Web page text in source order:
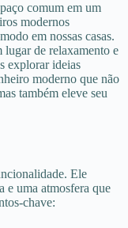
comum em um
modernos
em nossas casas.
lugar de relaxamento e
explorar ideias
moderno que não
também eleve seu
Ele
e uma atmosfera que
chave: